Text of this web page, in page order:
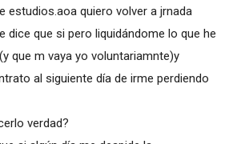
estudios.aoa quiero volver a jrnada
dice que si pero liquidándome lo que he
que m vaya yo voluntariamnte)y
al siguiente día de irme perdiendo
verdad?